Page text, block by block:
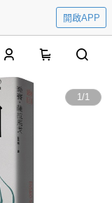
開啟APP
1/1